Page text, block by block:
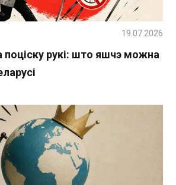
поціску рукі: што яшчэ можна
19.07.2026